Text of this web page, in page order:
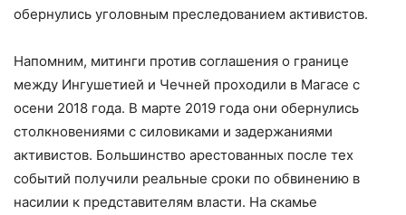
обернулись уголовным преследованием активистов.
Напомним, митинги против соглашения о границе
между Ингушетией и Чечней проходили в Магасе с
осени 2018 года. В марте 2019 года они обернулись
столкновениями с силовиками и задержаниями
активистов. Большинство арестованных после тех
событий получили реальные сроки по обвинению в
насилии к представителям власти. На скамье